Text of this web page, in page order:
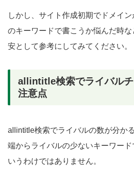
しかし、サイト作成初期でドメイ
のキーワードで書こうか悩んだ時な
安として参考にしてみてください。
allintitle検索でライバル
注意点
allintitle検索でライバルの数が分か
端からライバルの少ないキーワー
いうわけではありません。